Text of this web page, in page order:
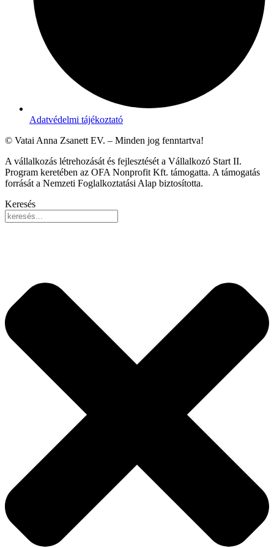
Adatvédelmi tájékoztató
© Vatai Anna Zsanett EV. – Minden jog fenntartva!
A vállalkozás létrehozását és fejlesztését a Vállalkozó Start II.
Program keretében az OFA Nonprofit Kft. támogatta. A támogatás
forrását a Nemzeti Foglalkoztatási Alap biztosította.
Keresés